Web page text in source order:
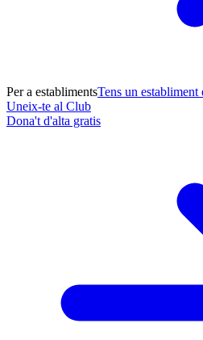
Per a establimentsTens un
Uneix-te al Club
Dona't d'alta gratis